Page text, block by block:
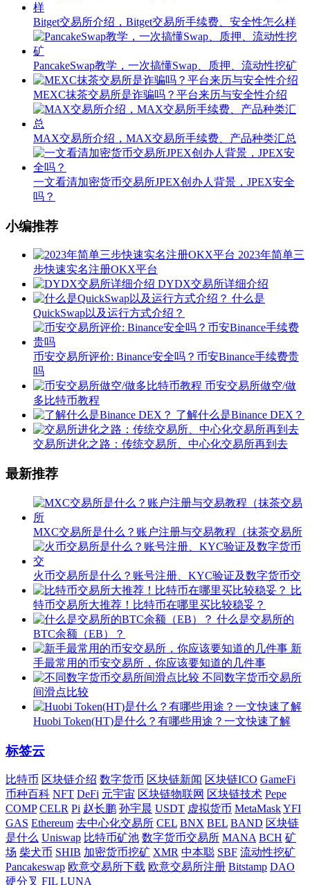
Bitget交易所介绍，Bitget交易所手续费、安全性怎么样
PancakeSwap教学，一次搞懂Swap、质押、流动性挖矿
MEXC抹茶交易所是诈骗吗？平台来历与安全性介绍
MAX交易所介绍，MAX交易所手续费、产品种类汇总
一文看清加密货币交易所JPEX创办人背景，JPEX安全
吗？
小编推荐
2023年简单三
步快速实名注册OKX平台
DYDX交易所详细介绍
什么是
QuickSwap以及运行方式介绍？
币安交易所评价: Binance安全吗？币安Binance手续费贵
吗
币安交易所做空/做
多比特币教程
了解什么是Binance DEX？
交易所进化之路：传统交易所、中心化交易所再到去
最新推荐
MXC交易所是什么？账户注册与交易教程（抹茶交易所
火币交易所是什么？账号注册、KYC验证及数字货币交
比
特币交易所大推荐！比特币在哪里买比较稳妥？
什么是交易所的
BTC余额（EB）？
新
手最常用的币安交易所，你应该要知道的几件事
不同数字货币交易所
间滑点比较
Huobi Token(HT)是什么？有哪些用途？一文快速了解
标签云
比特币 区块链介绍 数字货币 区块链新闻 区块链ICO GameFi
币种百科 NFT DeFi 元宇宙 区块链物联网 区块链技术 Pepe
COMP CELR Pi 赵长鹏 孙宇晨 USDT 虚拟货币 MetaMaskYFI
GAS Ethereum 去中心化交易所 CEL BNX BEL BAND 区块链
是什么 Uniswap 比特币矿池 数字货币交易所 MANA BCH 矿
场 柴犬币 SHIB 加密货币挖矿 XMR 中本聪 SBF 流动性挖矿
Pancakeswap 欧意交易所下载 欧意交易所注册 Bitstamp DAO
硬分叉 FIL LUNA